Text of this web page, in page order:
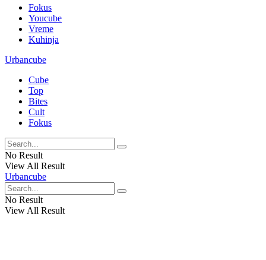
Fokus
Youcube
Vreme
Kuhinja
Urbancube
Cube
Top
Bites
Cult
Fokus
No Result
View All Result
Urbancube
No Result
View All Result